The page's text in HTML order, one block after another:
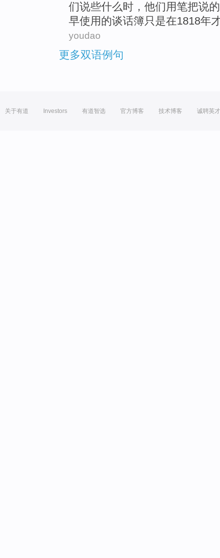
们说些什么时， 他们用笔把说
早使用 的谈话簿只是在1818年
youdao
更多双语例句
关于有道 Investors 有道智选 官方博客 技术博客 诚聘英才